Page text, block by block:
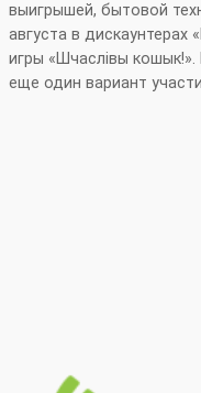
выигрышей, бытовой
августа в дискаунтерах
игры «Шчаслiвы кошык!».
еще один вариант